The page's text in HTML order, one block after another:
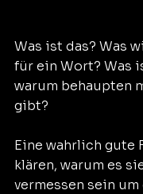
Was ist das? Was
für ein Wort? Was
warum behaupten
gibt?
Eine wahrlich gute
klären, warum es
vermessen sein